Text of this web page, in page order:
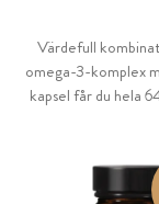
Värdefull
omega-3-komplex
kapsel får du hela